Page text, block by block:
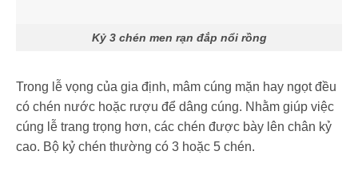
Kỷ 3 chén men rạn đắp nổi rồng
Trong lễ vọng của gia định, mâm cúng mặn hay ngọt đều
có chén nước hoặc rượu để dâng cúng. Nhằm giúp việc
cúng lễ trang trọng hơn, các chén được bày lên chân kỷ
cao. Bộ kỷ chén thường có 3 hoặc 5 chén.